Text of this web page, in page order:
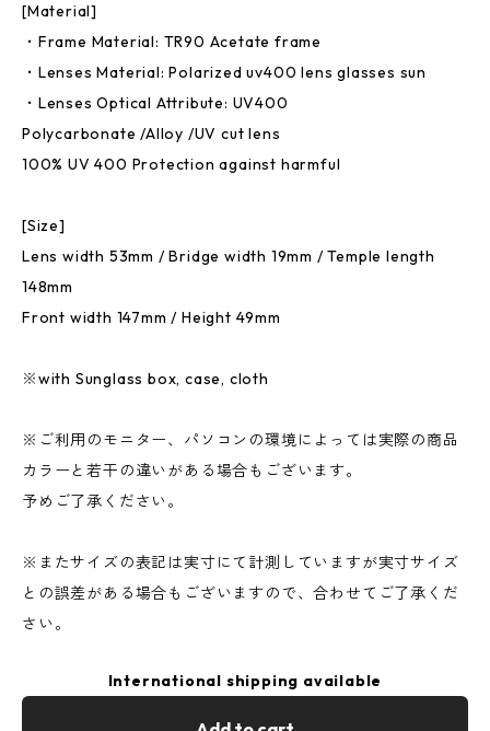
[Material]
・Frame Material: TR90 Acetate frame
・Lenses Material: Polarized uv400 lens glasses sun
・Lenses Optical Attribute: UV400
Polycarbonate /Alloy /UV cut lens
100% UV 400 Protection against harmful
[Size]
Lens width 53mm / Bridge width 19mm / Temple length
148mm
Front width 147mm / Height 49mm
※with Sunglass box, case, cloth
※ご利用のモニター、パソコンの環境によっては実際の商品
カラーと若干の違いがある場合もございます。
予めご了承ください。
※またサイズの表記は実寸にて計測していますが実寸サイズ
との誤差がある場合もございますので、合わせてご了承くだ
さい。
International shipping available